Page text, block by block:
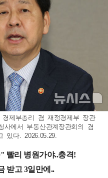
제부총리 겸 재정경제부 장관
에서 부동산관계장관회의 겸
있다. 2026.05.29.